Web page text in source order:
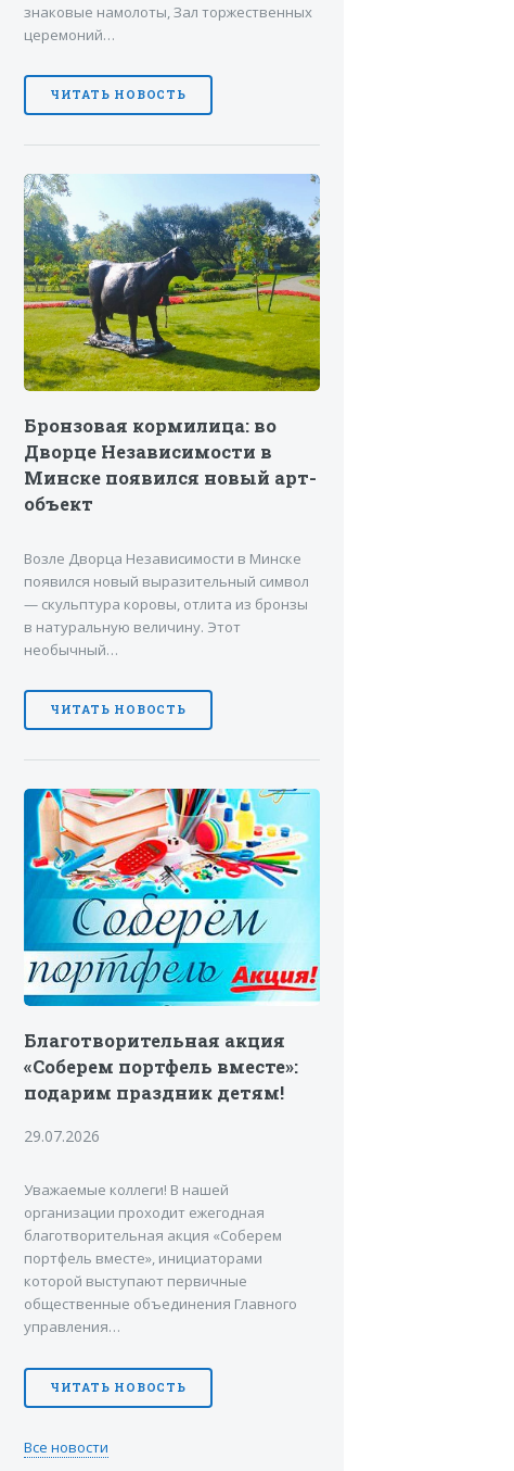
знаковые намолоты, Зал торжественных
церемоний…
ЧИТАТЬ НОВОСТЬ
Бронзовая кормилица: во
Дворце Независимости в
Минске появился новый арт-
объект
Возле Дворца Независимости в Минске
появился новый выразительный символ
— скульптура коровы, отлита из бронзы
в натуральную величину. Этот
необычный…
ЧИТАТЬ НОВОСТЬ
Благотворительная акция
«Соберем портфель вместе»:
подарим праздник детям!
29.07.2026
Уважаемые коллеги! В нашей
организации проходит ежегодная
благотворительная акция «Соберем
портфель вместе», инициаторами
которой выступают первичные
общественные объединения Главного
управления…
ЧИТАТЬ НОВОСТЬ
Все новости